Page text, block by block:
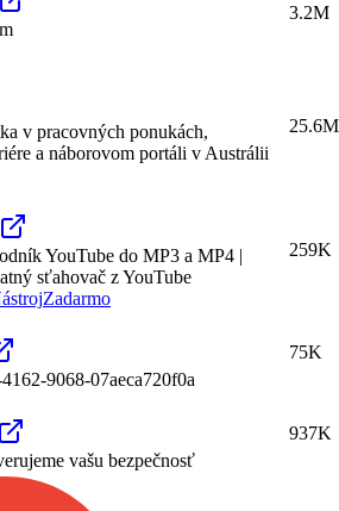
3.2M
v pracovných ponukách,
a náborovom portáli v Austrálii
25.6M
YouTube do MP3 a MP4 |
sťahovač z YouTube
Zadarmo
259K
9068-07aeca720f0a
75K
vašu bezpečnosť
937K